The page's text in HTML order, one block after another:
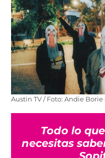
Austin TV / Foto: Andie Borie
Todo lo
necesitas